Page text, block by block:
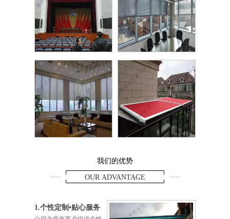
礼堂幕布
电动阳光卷帘
我们的优势
OUR ADVANTAGE
1.个性定制•贴心服务